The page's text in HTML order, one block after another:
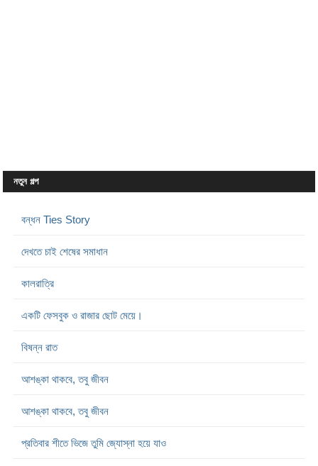
নতুন গল্প
বন্ধন Ties Story
দেখতে চাই শেষের সমাধান
কালরাত্রি
একটি ফেসবুক ও রাজার ছোট মেয়ে।
বিষন্ন রাত
আশঙ্কা থাকবে, তবু জীবন
আশঙ্কা থাকবে, তবু জীবন
প্রতিবার শীতে ভিজে তুমি জ্যোস্না হয়ে যাও